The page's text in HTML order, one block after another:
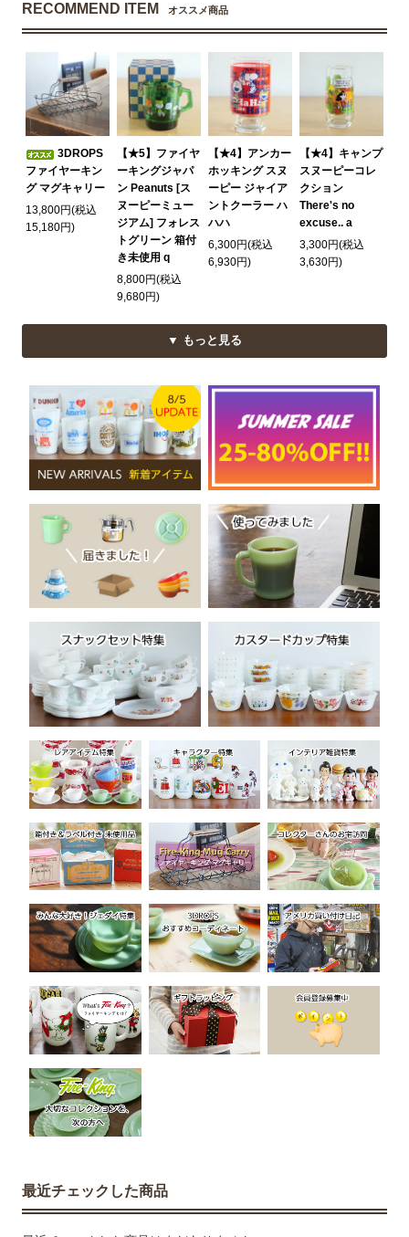
RECOMMEND ITEM オススメ商品
3DROPS
ファイヤーキン
グ マグキャリー
13,800円(税込
15,180円)
【★5】ファイヤ
ーキングジャパ
ン Peanuts [ス
ヌーピーミュー
ジアム] フォレス
トグリーン 箱付
き未使用 q
8,800円(税込
9,680円)
【★4】アンカー
ホッキング スヌ
ーピー ジャイア
ントクーラー ハ
ハハ
6,300円(税込
6,930円)
【★4】キャンプ
スヌーピーコレ
クション
There's no
excuse.. a
3,300円(税込
3,630円)
▼ もっと見る
最近チェックした商品